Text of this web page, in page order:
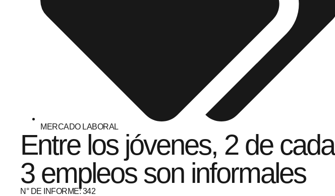
MERCADO LABORAL
Entre los jóvenes, 2 de cada
3 empleos son informales
N° DE INFORME: 342